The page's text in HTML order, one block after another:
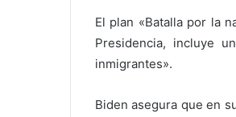
El plan «Batalla por la
Presidencia, incluye
inmigrantes».
Biden asegura que en